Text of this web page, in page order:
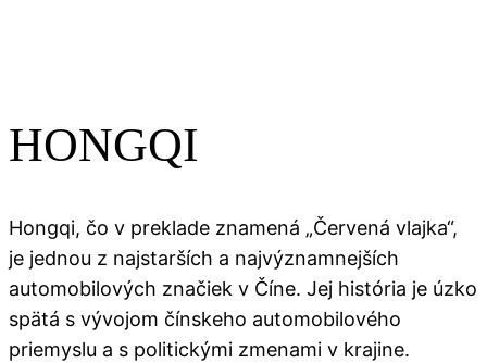
HONGQI
Hongqi, čo v preklade znamená „Červená vlajka“,
je jednou z najstarších a najvýznamnejších
automobilových značiek v Číne. Jej história je úzko
spätá s vývojom čínskeho automobilového
priemyslu a s politickými zmenami v krajine.